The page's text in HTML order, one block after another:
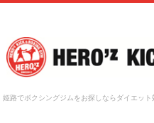
姫路でボクシングジムをお探しならダイエッ